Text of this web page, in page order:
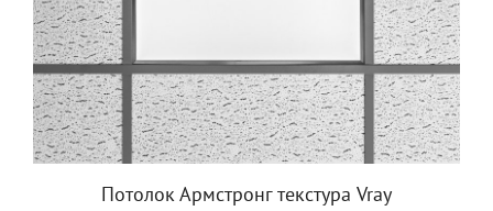
Потолок Армстронг текстура Vray